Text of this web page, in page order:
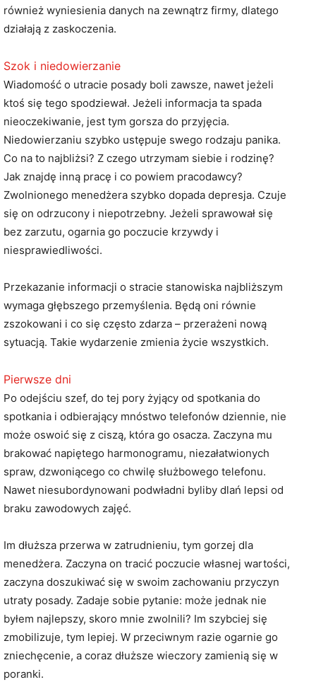
również wyniesienia danych na zewnątrz firmy, dlatego
działają z zaskoczenia.
Szok i niedowierzanie
Wiadomość o utracie posady boli zawsze, nawet jeżeli
ktoś się tego spodziewał. Jeżeli informacja ta spada
nieoczekiwanie, jest tym gorsza do przyjęcia.
Niedowierzaniu szybko ustępuje swego rodzaju panika.
Co na to najbliżsi? Z czego utrzymam siebie i rodzinę?
Jak znajdę inną pracę i co powiem pracodawcy?
Zwolnionego menedżera szybko dopada depresja. Czuje
się on odrzucony i niepotrzebny. Jeżeli sprawował się
bez zarzutu, ogarnia go poczucie krzywdy i
niesprawiedliwości.
Przekazanie informacji o stracie stanowiska najbliższym
wymaga głębszego przemyślenia. Będą oni równie
zszokowani i co się często zdarza – przerażeni nową
sytuacją. Takie wydarzenie zmienia życie wszystkich.
Pierwsze dni
Po odejściu szef, do tej pory żyjący od spotkania do
spotkania i odbierający mnóstwo telefonów dziennie, nie
może oswoić się z ciszą, która go osacza. Zaczyna mu
brakować napiętego harmonogramu, niezałatwionych
spraw, dzwoniącego co chwilę służbowego telefonu.
Nawet niesubordynowani podwładni byliby dlań lepsi od
braku zawodowych zajęć.
Im dłuższa przerwa w zatrudnieniu, tym gorzej dla
menedżera. Zaczyna on tracić poczucie własnej wartości,
zaczyna doszukiwać się w swoim zachowaniu przyczyn
utraty posady. Zadaje sobie pytanie: może jednak nie
byłem najlepszy, skoro mnie zwolnili? Im szybciej się
zmobilizuje, tym lepiej. W przeciwnym razie ogarnie go
zniechęcenie, a coraz dłuższe wieczory zamienią się w
poranki.